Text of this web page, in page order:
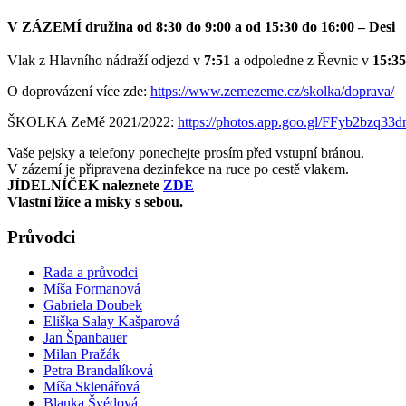
V ZÁZEMÍ družina od 8:30 do 9:00 a od 15:30 do 16:00 – Desi
Vlak z Hlavního nádraží odjezd v 7:51 a odpoledne z Řevnic v 15:35
O doprovázení více zde: https://www.zemezeme.cz/skolka/doprava/
ŠKOLKA ZeMě 2021/2022: https://photos.app.goo.gl/
Vaše pejsky a telefony ponechejte prosím před vstupní bránou.
V zázemí je připravena dezinfekce na ruce po cestě vlakem.
JÍDELNÍČEK naleznete ZDE
Vlastní lžíce a misky s sebou.
Průvodci
Rada a průvodci
Míša Formanová
Gabriela Doubek
Eliška Salay Kašparová
Jan Španbauer
Milan Pražák
Petra Brandalíková
Míša Sklenářová
Blanka Švédová